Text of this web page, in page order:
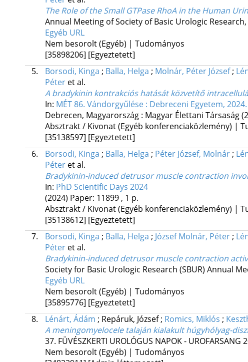
The Role of the Small GTPase RhoA in the Human
Annual Meeting of Society of Basic Urologic Research,
Egyéb URL
Nem besorolt (Egyéb) | Tudományos
[35898206] [Egyeztetett]
5.
Borsodi, Kinga ; Balla, Helga ; Molnár, Péter József;
Péter et al.
A bradykinin kontrakciós hatását közvetítő
In: MÉT 86. Vándorgyűlése : Debreceni Egyetem,
Debrecen, Magyarország : Magyar Élettani Társaság
Absztrakt / Kivonat (Egyéb konferenciaközlemény) |
[35138597] [Egyeztetett]
6.
Borsodi, Kinga ; Balla, Helga ; Péter József, Molnár;
Péter et al.
Bradykinin-induced detrusor muscle contraction
In: PhD Scientific Days 2024
(2024) Paper: 11899 , 1 p.
Absztrakt / Kivonat (Egyéb konferenciaközlemény) |
[35138612] [Egyeztetett]
7.
Borsodi, Kinga ; Balla, Helga ; József Molnár, Péter;
Péter et al.
Bradykinin-induced detrusor muscle contraction
Society for Basic Urologic Research (SBUR) Annual
Egyéb URL
Nem besorolt (Egyéb) | Tudományos
[35895776] [Egyeztetett]
8.
Lénárt, Ádám ; Repáruk, József; Romics, Miklós ;
A meningomyelocele talaján kialakult húgyhólyag-
37. FÜVÉSZKERTI UROLÓGUS NAPOK - UROFARSANG
Nem besorolt (Egyéb) | Tudományos